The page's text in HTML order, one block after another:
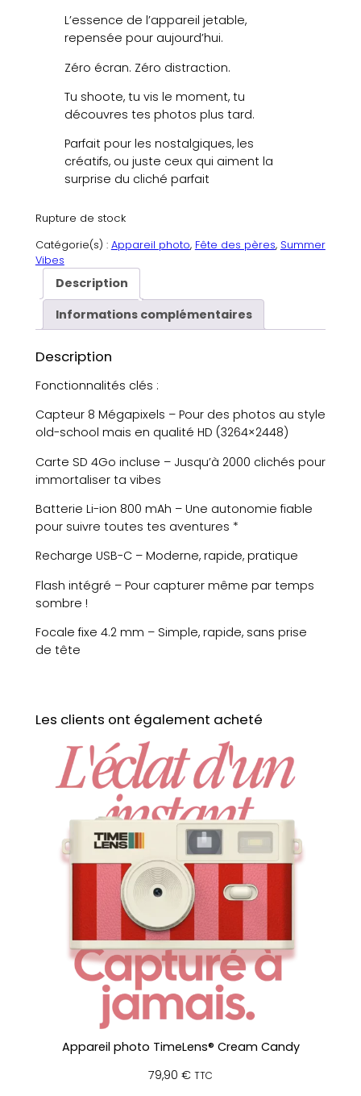
L’essence de l’appareil jetable,
repensée pour aujourd’hui.
Zéro écran. Zéro distraction.
Tu shoote, tu vis le moment, tu
découvres tes photos plus tard.
Parfait pour les nostalgiques, les
créatifs, ou juste ceux qui aiment la
surprise du cliché parfait
Rupture de stock
Catégorie(s) : Appareil photo, Fête des pères, Summer
Vibes
Description
Informations complémentaires
Description
Fonctionnalités clés :
Capteur 8 Mégapixels – Pour des photos au style
old-school mais en qualité HD (3264×2448)
Carte SD 4Go incluse – Jusqu’à 2000 clichés pour
immortaliser ta vibes
Batterie Li-ion 800 mAh – Une autonomie fiable
pour suivre toutes tes aventures *
Recharge USB-C – Moderne, rapide, pratique
Flash intégré – Pour capturer même par temps
sombre !
Focale fixe 4.2 mm – Simple, rapide, sans prise
de tête
Les clients ont également acheté
Appareil photo TimeLens® Cream Candy
79,90 € TTC